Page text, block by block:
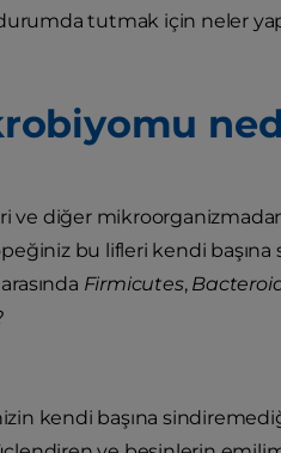
tutmak için neler
diğer mikroorganizmadan
bu lifleri kendi başına
Firmicutes,
kendi başına